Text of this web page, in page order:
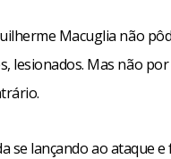
Macuglia não
lesionados. Mas não
se lançando ao ataque